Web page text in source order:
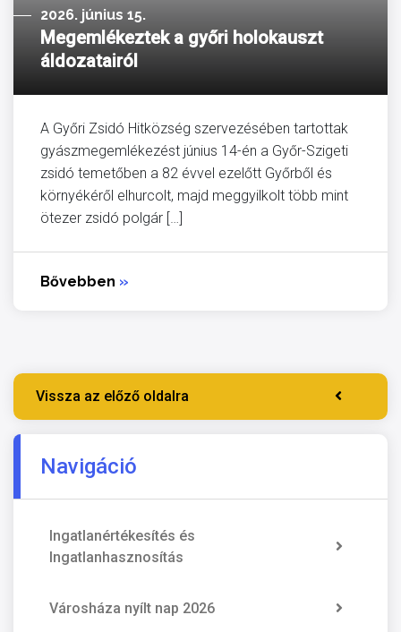
2026. június 15.
Megemlékeztek a győri holokauszt
áldozatairól
A Győri Zsidó Hitközség szervezésében tartottak
gyászmegemlékezést június 14-én a Győr-Szigeti
zsidó temetőben a 82 évvel ezelőtt Győrből és
környékéről elhurcolt, majd meggyilkolt több mint
ötezer zsidó polgár […]
Bővebben »
Vissza az előző oldalra
Navigáció
Ingatlanértékesítés és
Ingatlanhasznosítás
Városháza nyílt nap 2026